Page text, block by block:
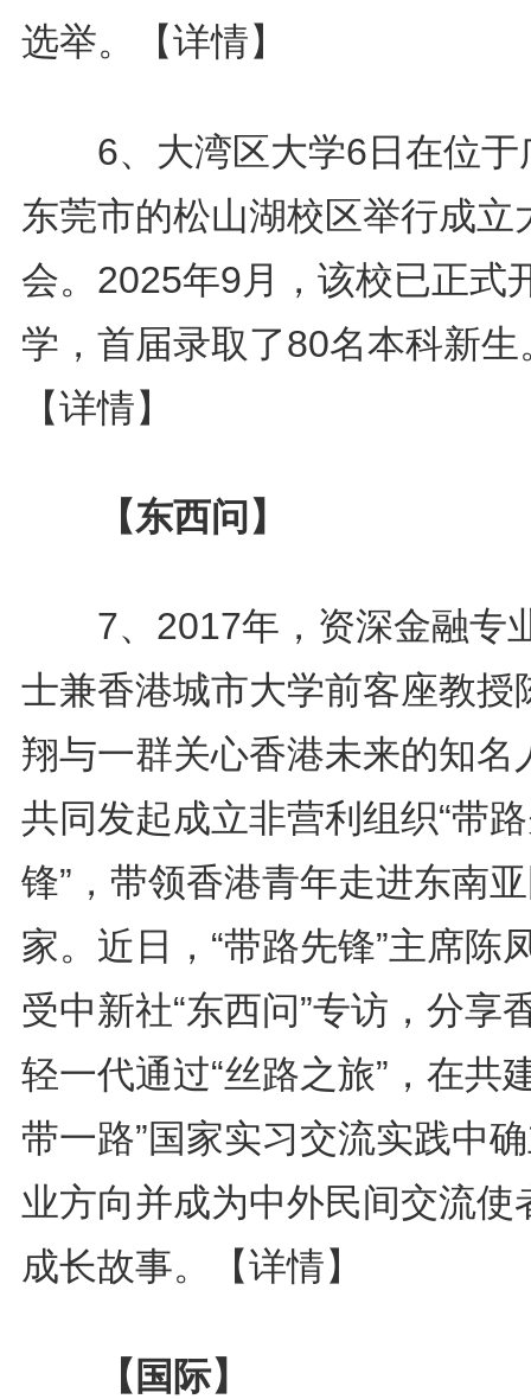
选举。 【详情】
6、大湾区大学6日在位于
东莞市的松山湖校区举行成立
会。2025年9月，该校已正式
学，首届录取了80名本科新生
【详情】
【东西问】
7、2017年，资深金融专
士兼香港城市大学前客座教授
翔与一群关心香港未来的知名
共同发起成立非营利组织“带
锋”，带领香港青年走进东南
家。近日，“带路先锋”主席陈
受中新社“东西问”专访，分享
轻一代通过“丝路之旅”，在共
带一路”国家实习交流实践中
业方向并成为中外民间交流使
成长故事。
【详情】
【国际】